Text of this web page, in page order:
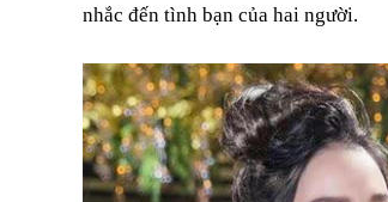
nhắc đến tình bạn của hai người.